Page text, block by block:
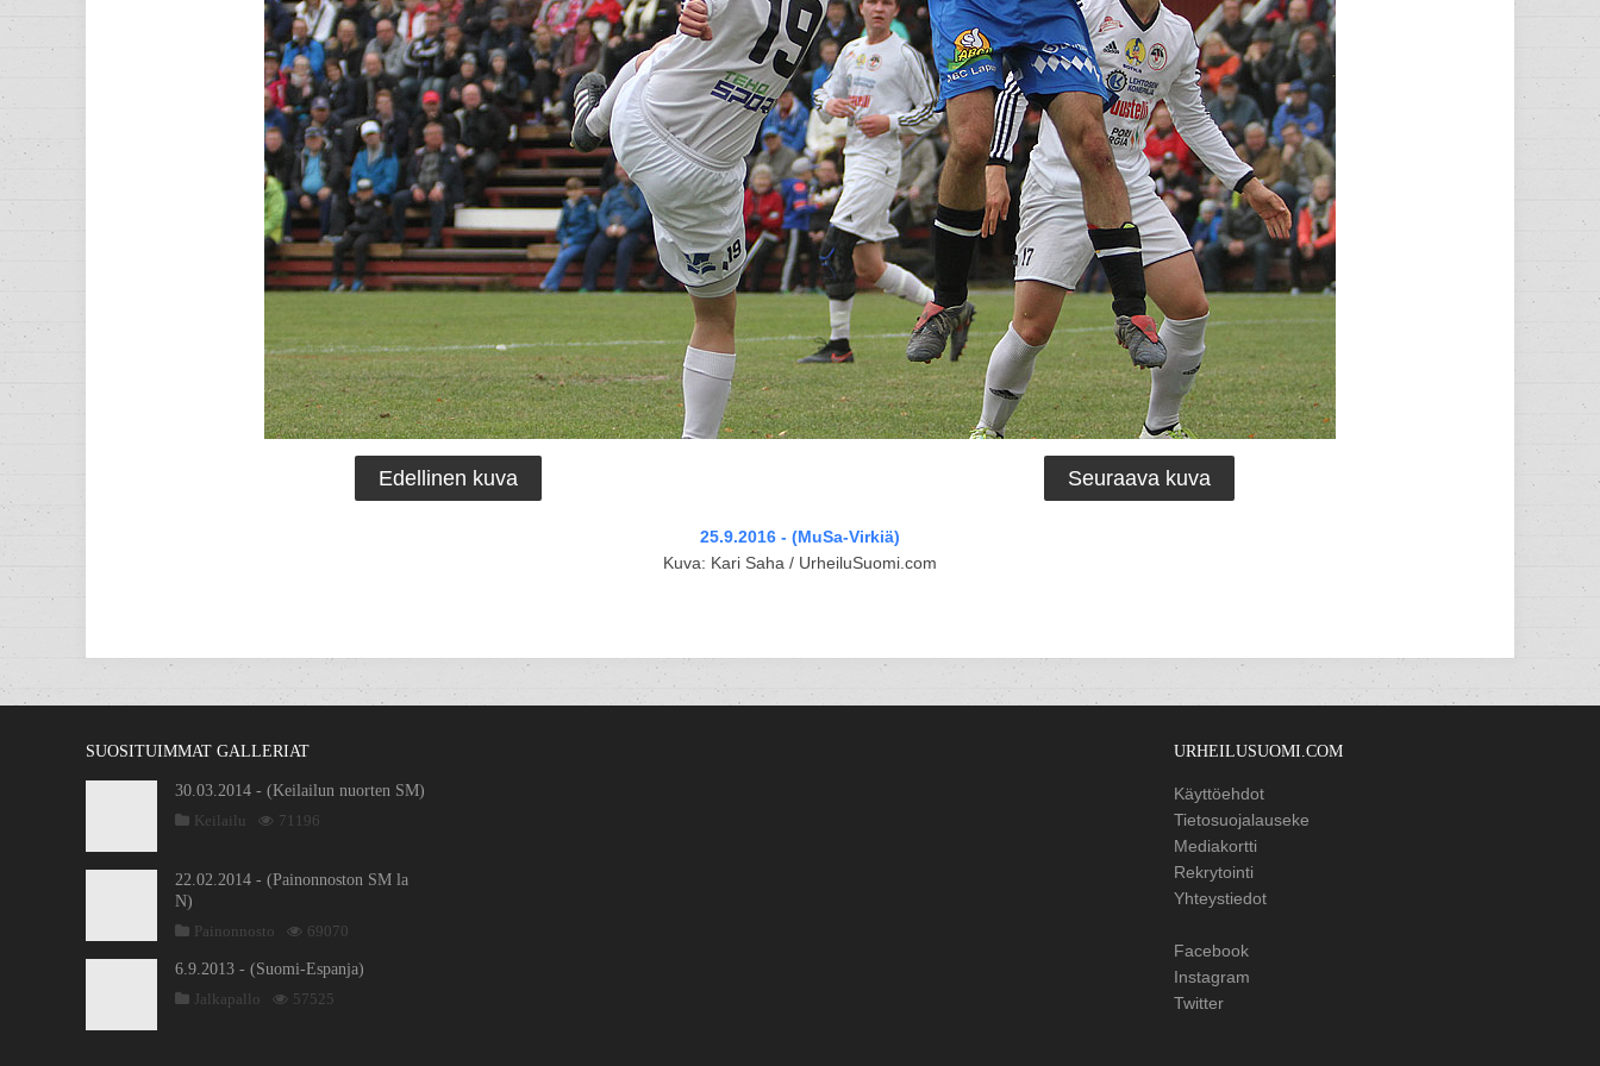
Edellinen kuva Seuraava kuva
25.9.2016 - (MuSa-Virkiä)
Kuva: Kari Saha / UrheiluSuomi.com
SUOSITUIMMAT GALLERIAT
30.03.2014 - (Keilailun nuorten SM)
Keilailu
71196
22.02.2014 - (Painonnoston SM la
N)
Painonnosto
69070
6.9.2013 - (Suomi-Espanja)
Jalkapallo
57525
URHEILUSUOMI.COM
Käyttöehdot
Tietosuojalauseke
Mediakortti
Rekrytointi
Yhteystiedot
Facebook
Instagram
Twitter